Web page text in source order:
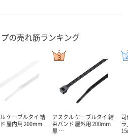
の売れ筋ランキング
ケーブルタイ 結
屋内用 200mm
アスクル ケーブルタイ 結
束バンド 屋外用 200mm
黒 …
司
ラ